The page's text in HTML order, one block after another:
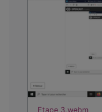
Etape 3.webm